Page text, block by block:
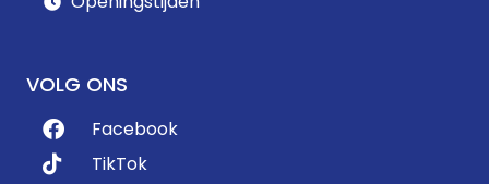
VOLG ONS
Facebook
TikTok